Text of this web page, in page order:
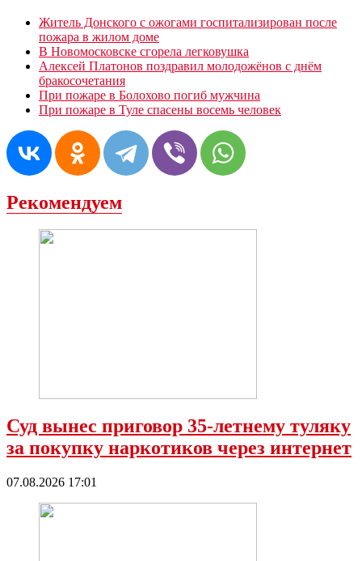
Житель Донского с ожогами госпитализирован после
пожара в жилом доме
В Новомосковске сгорела легковушка
Алексей Платонов поздравил молодожёнов с днём
бракосочетания
При пожаре в Болохово погиб мужчина
При пожаре в Туле спасены восемь человек
Рекомендуем
Суд вынес приговор 35-летнему туляку
за покупку наркотиков через интернет
07.08.2026 17:01